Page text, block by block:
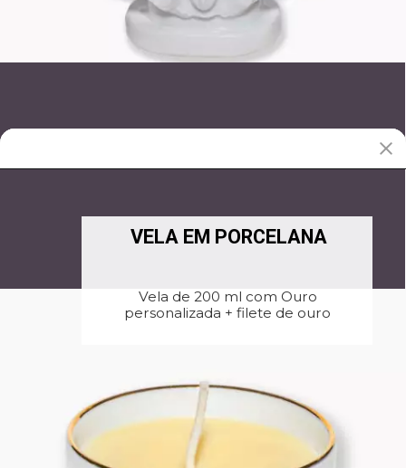
VELA EM PORCELANA
Vela de 200 ml com Ouro
personalizada + filete de ouro